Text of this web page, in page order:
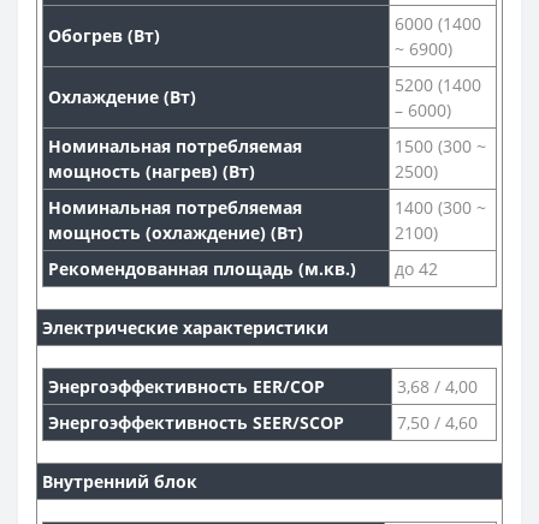
Обогрев (Вт)
6000 (1400
~ 6900)
Охлаждение (Вт)
5200 (1400
– 6000)
Номинальная потребляемая
мощность (нагрев) (Вт)
1500 (300 ~
2500)
Номинальная потребляемая
мощность (охлаждение) (Вт)
1400 (300 ~
2100)
Рекомендованная площадь (м.кв.)
до 42
Электрические характеристики
Энергоэффективность EER/COP
3,68 / 4,00
Энергоэффективность SEER/SCOP
7,50 / 4,60
Внутренний блок